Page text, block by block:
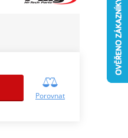
Porovnat